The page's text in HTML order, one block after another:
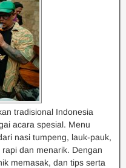
tradisional Indonesia
acara spesial. Menu
nasi tumpeng, lauk-pauk,
dan menarik. Dengan
memasak, dan tips serta